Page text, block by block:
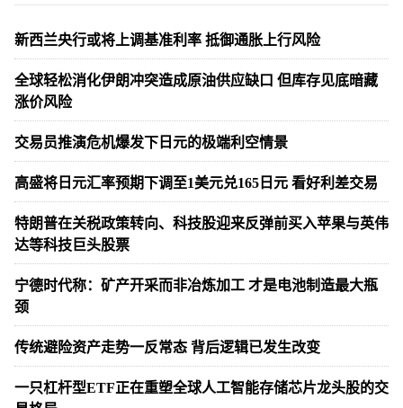
新西兰央行或将上调基准利率 抵御通胀上行风险
全球轻松消化伊朗冲突造成原油供应缺口 但库存见底暗藏
涨价风险
交易员推演危机爆发下日元的极端利空情景
高盛将日元汇率预期下调至1美元兑165日元 看好利差交易
特朗普在关税政策转向、科技股迎来反弹前买入苹果与英伟
达等科技巨头股票
宁德时代称：矿产开采而非冶炼加工 才是电池制造最大瓶
颈
传统避险资产走势一反常态 背后逻辑已发生改变
一只杠杆型ETF正在重塑全球人工智能存储芯片龙头股的交